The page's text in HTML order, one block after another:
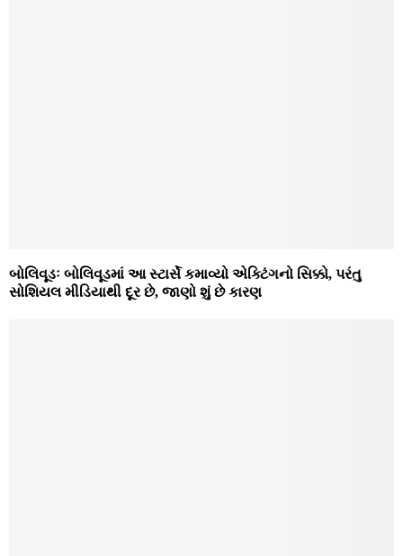
બોલિવૂડઃ બોલિવૂડમાં આ સ્ટાર્સે કમાવ્યો એક્ટિંગનો સિક્કો, પરંતુ
સોશિયલ મીડિયાથી દૂર છે, જાણો શું છે કારણ